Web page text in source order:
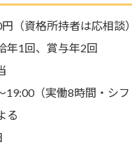
円（資格所持者は応相談）
年1回、賞与年2回
19:00（実働8時間・シフ
る